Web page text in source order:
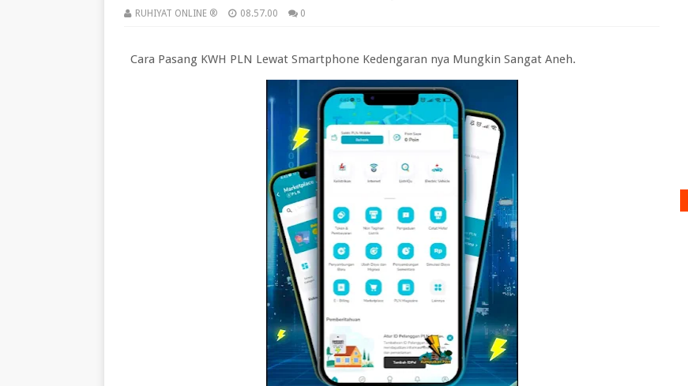
RUHIYAT ONLINE ® 08.57.00 0
Cara Pasang KWH PLN Lewat Smartphone Kedengaran nya Mungkin Sangat Aneh.